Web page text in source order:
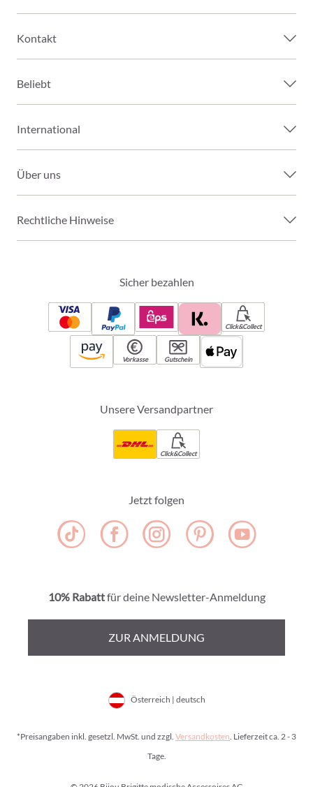
Kontakt
Beliebt
International
Über uns
Rechtliche Hinweise
Sicher bezahlen
Click&Collect
Vorkasse Gutschein
Unsere Versandpartner
Click&Collect
Jetzt folgen
10% Rabattfür deine Newsletter-Anmeldung
ZUR ANMELDUNG
Österreich | deutsch
*Preisangaben inkl. gesetzl. MwSt. und zzgl. Versandkosten. Lieferzeit ca. 2 - 3
Tage.